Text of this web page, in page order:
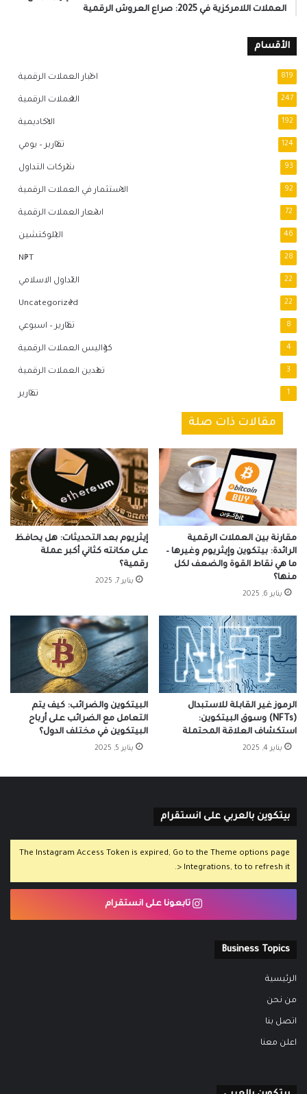
العملات اللامركزية في 2025: صراع العروش الرقمية
الأقسام
اخبار العملات الرقمية 819
العملات الرقمية 247
الاكاديمية 192
تقارير – يومي 124
شركات التداول 93
الاستثمار في العملات الرقمية 92
اسعار العملات الرقمية 72
البلوكتشين 46
NFT 28
التداول الاسلامي 22
Uncategorized 22
تقارير – اسبوعي 8
كواليس العملات الرقمية 4
تعدين العملات الرقمية 3
تقارير 1
مقالات ذات صلة
إيثريوم بعد التحديثات: هل يحافظ
على مكانته كثاني أكبر عملة
رقمية؟
يناير 7, 2025
مقارنة بين العملات الرقمية
الرائدة: بيتكوين وإيثريوم وغيرها –
ما هي نقاط القوة والضعف لكل
منها؟
يناير 6, 2025
البيتكوين والضرائب: كيف يتم
التعامل مع الضرائب على أرباح
البيتكوين في مختلف الدول؟
يناير 5, 2025
الرموز غير القابلة للاستبدال
(NFTs) وسوق البيتكوين:
استكشاف العلاقة المحتملة
يناير 4, 2025
بيتكوين بالعربي على انستقرام
The Instagram Access Token is expired, Go to the Theme options page
> Integrations, to to refresh it.
تابعونا على انستقرام
Business Topics
الرئيسية
من نحن
اتصل بنا
اعلن معنا